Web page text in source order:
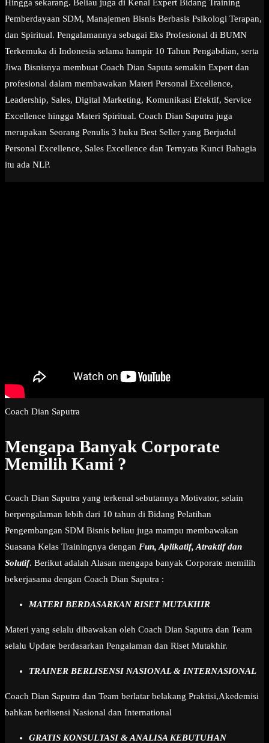
Hingga sekarang. Beliau juga di Kenal Expert Bidang Training
Pemberdayaan SDM, Manajemen Bisnis Berbasis Psikologi Terapan,
dan Spiritual. Pengalamannya sebagai Eks Profesional di BUMN
Terkemuka di Indonesia selama hampir 10 Tahun Pengabdian, serta
Jiwa Bisnisnya membuat Coach Dian Saputa semakin Expert dan
profesional dalam membawakan Materi Personal Excellence,
Leadership, Sales, Digital Marketing, Komunikasi Efektif, Service
Excellence hingga Materi Spiritual. Coach Dian Saputra juga
merupakan Seorang Penulis 3 buku Best Seller yang Berjudul
Personal Excellence, Sales Excellence dan Ternyata Kunci Bahagia
itu ada NLP.
Coach Dian Saputra
Mengapa Banyak Corporate
Memilih Kami ?
Coach Dian Saputra yang terkenal sebutannya Motivator, selain
berpengalaman lebih dari 10 tahun di Bidang Pelatihan
Pengembangan SDM Bisnis beliau juga mampu membawakan
Suasana Kelas Trainingnya dengan Fun, Aplikatif, Atraktif dan
Solutif. Berikut adalah Alasan mengapa banyak Corporate memilih
bekerjasama dengan Coach Dian Saputra :
MATERI BERDASARKAN RISET MUTAKHIR
Materi yang selalu dibawakan oleh Coach Dian Saputra dan Team
selalu Update berdasarkan Pengalaman dan Riset Mutakhir.
TRAINER BERLISENSI NASIONAL & INTERNASIONAL
Coach Dian Saputra dan Team berlatar belakang Praktisi,Akedemisi
bahkan berlisensi Nasional dan International
GRATIS KONSULTASI & ANALISA KEBUTUHAN